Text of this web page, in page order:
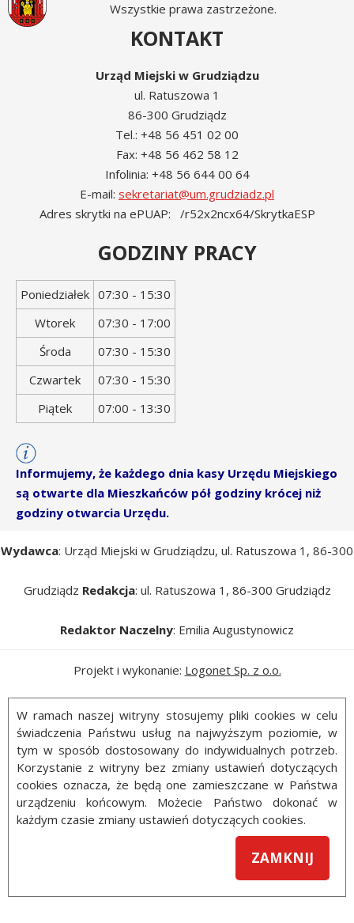
Wszystkie prawa zastrzeżone.
KONTAKT
Urząd Miejski w Grudziądzu
ul. Ratuszowa 1
86-300 Grudziądz
Tel.: +48 56 451 02 00
Fax: +48 56 462 58 12
Infolinia: +48 56 644 00 64
E-mail: sekretariat@um.grudziadz.pl
Adres skrytki na ePUAP: /r52x2ncx64/SkrytkaESP
GODZINY PRACY
Dzień
tygodnia
Godziny
otwarcia
Poniedziałek 07:30 - 15:30
Wtorek
07:30 - 17:00
Środa
07:30 - 15:30
Czwartek
07:30 - 15:30
Piątek
07:00 - 13:30
Informujemy, że każdego dnia kasy Urzędu Miejskiego
są otwarte dla Mieszkańców pół godziny krócej niż
godziny otwarcia Urzędu.
Wydawca: Urząd Miejski w Grudziądzu, ul. Ratuszowa 1, 86-300
Grudziądz Redakcja: ul. Ratuszowa 1, 86-300 Grudziądz
Redaktor Naczelny: Emilia Augustynowicz
Projekt i wykonanie: Logonet Sp. z o.o.
W ramach naszej witryny stosujemy pliki cookies w celu
świadczenia Państwu usług na najwyższym poziomie, w
tym w sposób dostosowany do indywidualnych potrzeb.
Korzystanie z witryny bez zmiany ustawień dotyczących
cookies oznacza, że będą one zamieszczane w Państwa
urządzeniu końcowym. Możecie Państwo dokonać w
każdym czasie zmiany ustawień dotyczących cookies.
ZAMKNIJ